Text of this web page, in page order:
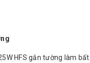
HFS gắn tường làm